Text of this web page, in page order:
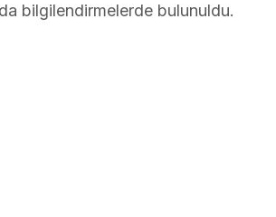
bilgilendirmelerde bulunuldu.